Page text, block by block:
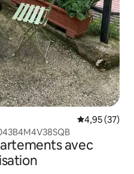
Évaluation
4,95 (37)
avec